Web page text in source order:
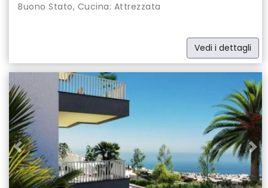
Buono Stato, Cucina: Attrezzata
Vedi i dettagli
Previous